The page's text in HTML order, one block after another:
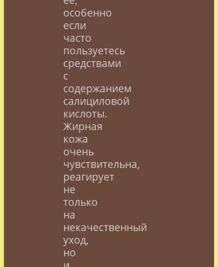
особенно
если
часто
пользуетесь
средствами
с
содержанием
салициловой
кислоты.
Жирная
кожа
очень
чувствительна,
реагирует
не
только
на
некачественный
уход,
но